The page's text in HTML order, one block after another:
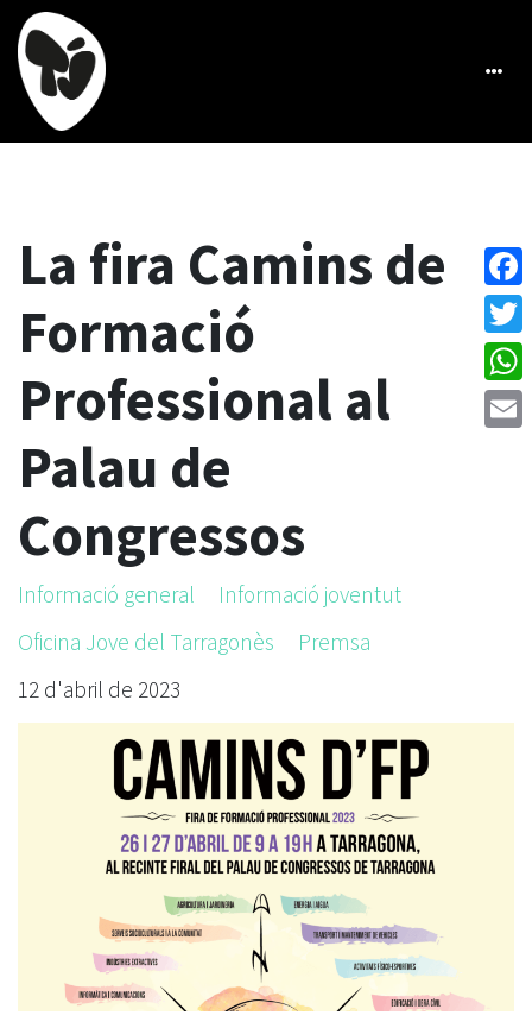
La fira Camins de
Formació
Professional al
Palau de
Congressos
Informació general
Informació joventut
Oficina Jove del Tarragonès
Premsa
12 d'abril de 2023